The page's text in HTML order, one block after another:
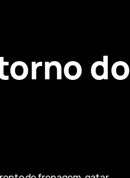
do